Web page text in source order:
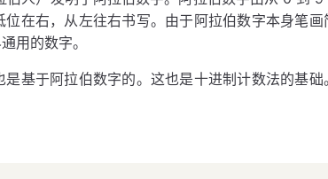
位在右，从左往右书写。由于阿拉伯数字本身笔
用的数字。
基于阿拉伯数字的。这也是十进制计数法的基础